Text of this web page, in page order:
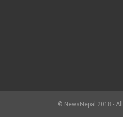
© NewsNepal 2018 -
newsnepal.com